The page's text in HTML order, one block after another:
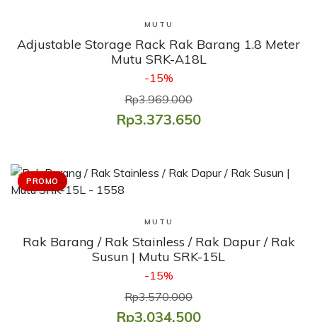
Lihat Produk
MUTU
Adjustable Storage Rack Rak Barang 1.8 Meter
Mutu SRK-A18L
-15%
Rp3.969.000
Rp3.373.650
PROMO
Lihat Produk
MUTU
Rak Barang / Rak Stainless / Rak Dapur / Rak
Susun | Mutu SRK-15L
-15%
Rp3.570.000
Rp3.034.500